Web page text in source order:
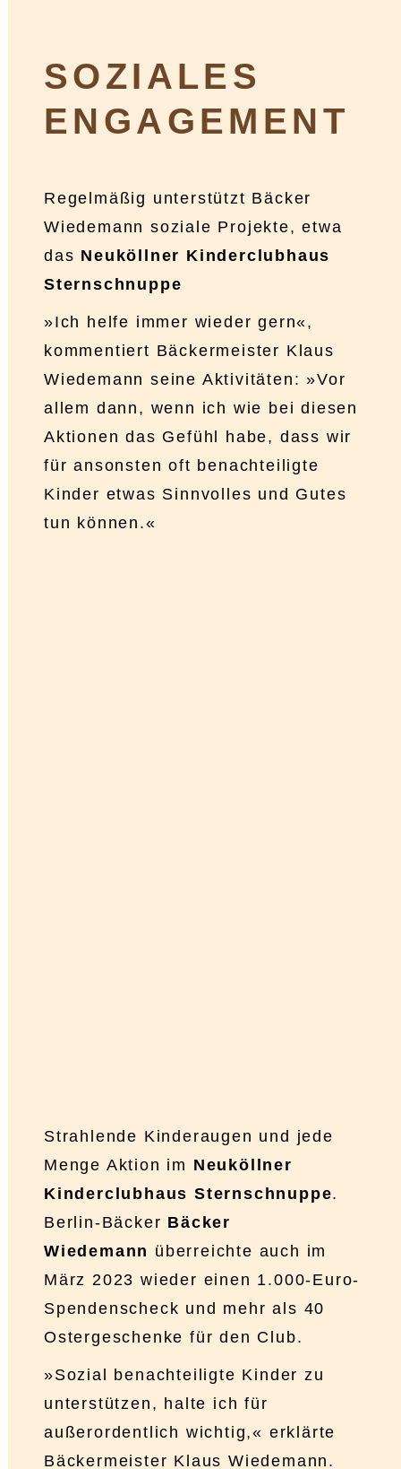
SOZIALES
ENGAGEMENT
Regelmäßig unterstützt Bäcker
Wiedemann soziale Projekte, etwa
das Neuköllner Kinderclubhaus
Sternschnuppe
»Ich helfe immer wieder gern«,
kommentiert Bäckermeister Klaus
Wiedemann seine Aktivitäten: »Vor
allem dann, wenn ich wie bei diesen
Aktionen das Gefühl habe, dass wir
für ansonsten oft benachteiligte
Kinder etwas Sinnvolles und Gutes
tun können.«
Strahlende Kinderaugen und jede
Menge Aktion im Neuköllner
Kinderclubhaus Sternschnuppe.
Berlin-Bäcker Bäcker
Wiedemann überreichte auch im
März 2023 wieder einen 1.000-Euro-
Spendenscheck und mehr als 40
Ostergeschenke für den Club.
»Sozial benachteiligte Kinder zu
unterstützen, halte ich für
außerordentlich wichtig,« erklärte
Bäckermeister Klaus Wiedemann.